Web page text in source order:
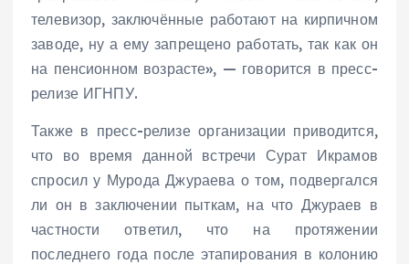
телевизор, заключённые работают на кирпичном
заводе, ну а ему запрещено работать, так как он
на пенсионном возрасте», — говорится в пресс-
релизе ИГНПУ.
Также в пресс-релизе организации приводится,
что во время данной встречи Сурат Икрамов
спросил у Мурода Джураева о том, подвергался
ли он в заключении пыткам, на что Джураев в
частности ответил, что на протяжении
последнего года после этапирования в колонию